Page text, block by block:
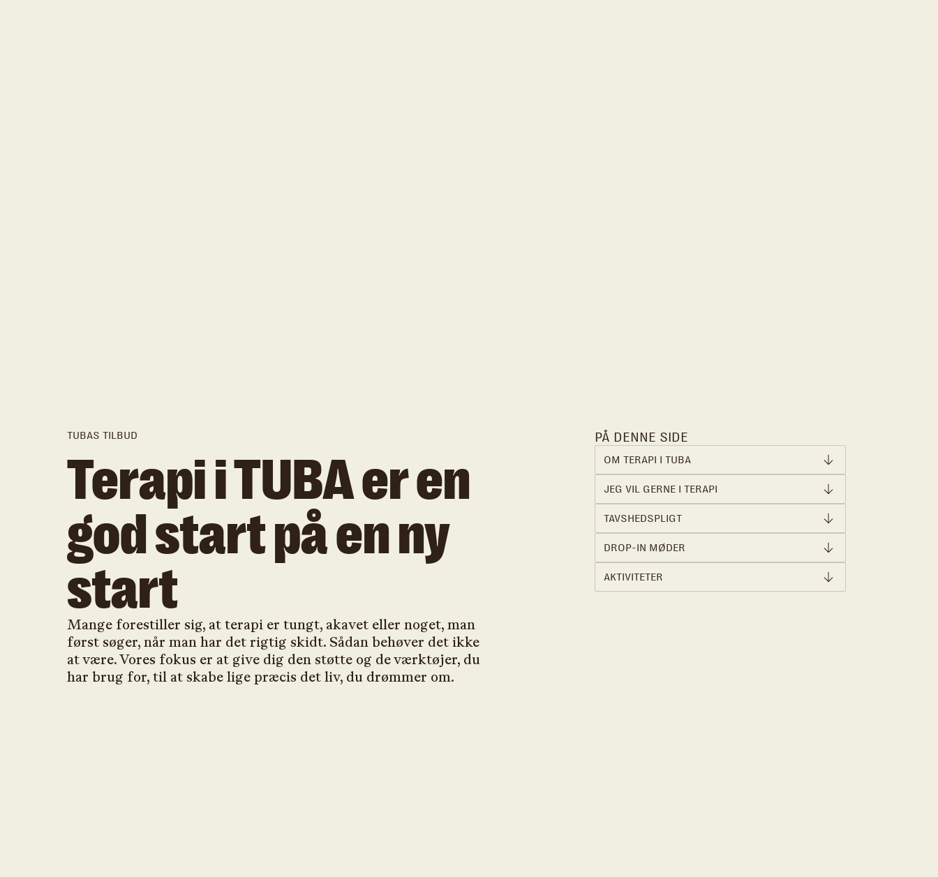
TUBAS TILBUD
Terapi i TUBA er en
god start på en ny
start
Mange forestiller sig, at terapi er tungt, akavet eller noget, man
først søger, når man har det rigtig skidt. Sådan behøver det ikke
at være. Vores fokus er at give dig den støtte og de værktøjer, du
har brug for, til at skabe lige præcis det liv, du drømmer om.
PÅ DENNE SIDE
OM TERAPI I TUBA
JEG VIL GERNE I TERAPI
TAVSHEDSPLIGT
DROP-IN MØDER
AKTIVITETER